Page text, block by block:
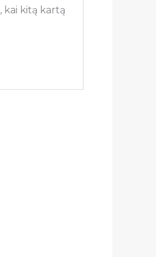
kai kitą kartą